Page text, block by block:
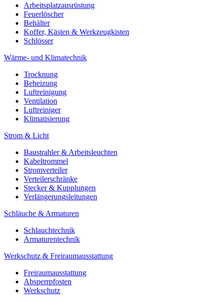
Arbeitsplatzausrüstung
Feuerlöscher
Behälter
Koffer, Kästen & Werkzeugkisten
Schlösser
Wärme- und Klimatechnik
Trocknung
Beheizung
Luftreinigung
Ventilation
Luftreiniger
Klimatisierung
Strom & Licht
Baustrahler & Arbeitsleuchten
Kabeltrommel
Stromverteiler
Verteilerschränke
Stecker & Kupplungen
Verlängerungs­leitungen
Schläuche & Armaturen
Schlauchtechnik
Armaturentechnik
Werkschutz & Freiraumausstattung
Freiraumausstattung
Absperrpfosten
Werkschutz